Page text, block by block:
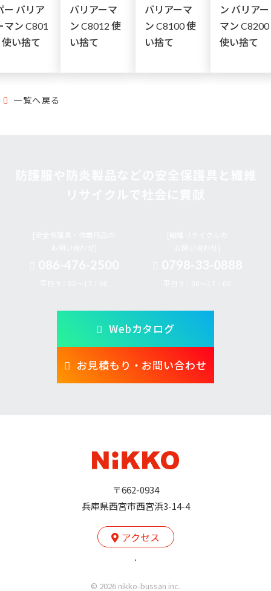
ー バリア
マン C801
使い捨て
バリアーマ
ン C8012 使
い捨て
バリアーマ
ン C8100 使
い捨て
ン バリアー
マン C8200
使い捨て
一覧へ戻る
Webカタログ
お見積もり・お問い合わせ
〒662-0934
兵庫県西宮市西宮浜3-14-4
アクセス
© 2026 nikko-bussan inc.